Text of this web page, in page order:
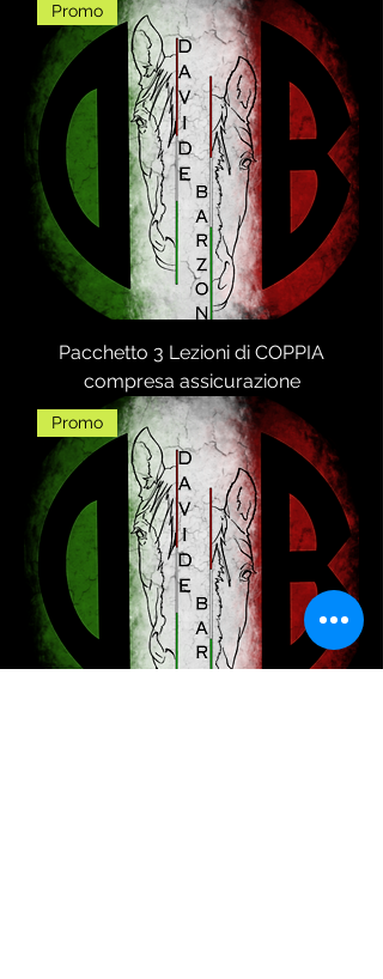
Promo
Pacchetto 3 Lezioni di COPPIA
compresa assicurazione
Promo